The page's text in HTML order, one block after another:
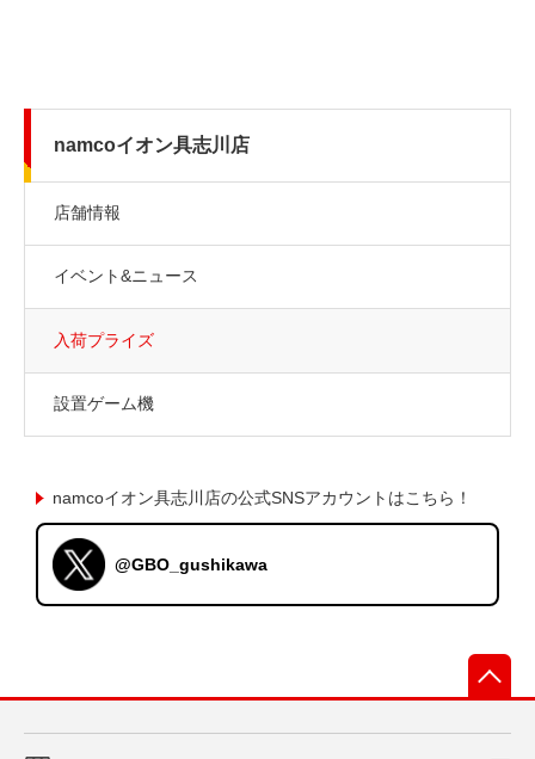
namcoイオン具志川店
店舗情報
イベント&ニュース
入荷プライズ
設置ゲーム機
namcoイオン具志川店の公式SNSアカウントはこちら！
@GBO_gushikawa